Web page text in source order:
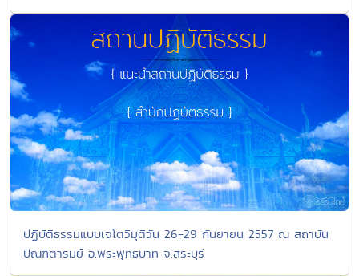
ปฏิบัติธรรมแบบเจโตวิมุติวัน 26-29 กันยายน 2557 ณ สถาบัน
ปัณฑิตารมย์ อ.พระพุทธบาท จ.สระบุรี